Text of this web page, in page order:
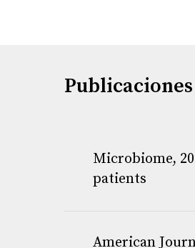
Microbiome,
patients
American